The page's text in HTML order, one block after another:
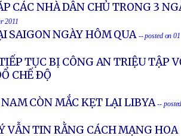
CÁC NHÀ DÂN CHỦ TRONG 3
2011
SAIGON NGÀY HÔM QUA -- posted on 01
TỤC BỊ CÔNG AN TRIỆU TẬP
CHẾ ÐỘ
CÒN MẮC KẸT LẠI LIBYA--
VẪN TIN RẰNG CÁCH MẠNG HOA